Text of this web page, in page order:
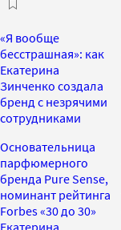
«Я вообще
бесстрашная»: как
Екатерина
Зинченко создала
бренд с незрячими
сотрудниками
Основательница
парфюмерного
бренда Pure Sense,
номинант рейтинга
Forbes «30 до 30»
Екатерина